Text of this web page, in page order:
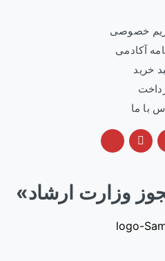
خصوصی
آکادمی
خرید
با ما
وزارت ارشاد»